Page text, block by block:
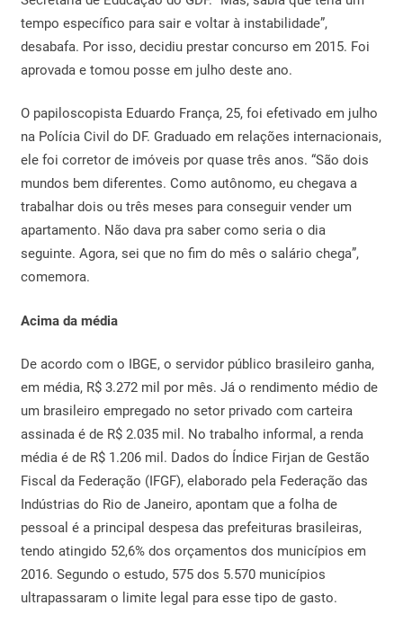
tempo específico para sair e voltar à instabilidade”,
desabafa. Por isso, decidiu prestar concurso em 2015. Foi
aprovada e tomou posse em julho deste ano.
O papiloscopista Eduardo França, 25, foi efetivado em julho
na Polícia Civil do DF. Graduado em relações internacionais,
ele foi corretor de imóveis por quase três anos. “São dois
mundos bem diferentes. Como autônomo, eu chegava a
trabalhar dois ou três meses para conseguir vender um
apartamento. Não dava pra saber como seria o dia
seguinte. Agora, sei que no fim do mês o salário chega”,
comemora.
Acima da média
De acordo com o IBGE, o servidor público brasileiro ganha,
em média, R$ 3.272 mil por mês. Já o rendimento médio de
um brasileiro empregado no setor privado com carteira
assinada é de R$ 2.035 mil. No trabalho informal, a renda
média é de R$ 1.206 mil. Dados do Índice Firjan de Gestão
Fiscal da Federação (IFGF), elaborado pela Federação das
Indústrias do Rio de Janeiro, apontam que a folha de
pessoal é a principal despesa das prefeituras brasileiras,
tendo atingido 52,6% dos orçamentos dos municípios em
2016. Segundo o estudo, 575 dos 5.570 municípios
ultrapassaram o limite legal para esse tipo de gasto.